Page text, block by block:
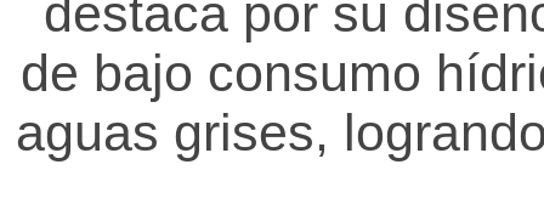
u
r
destaca por su
de bajo consumo
aguas grises,